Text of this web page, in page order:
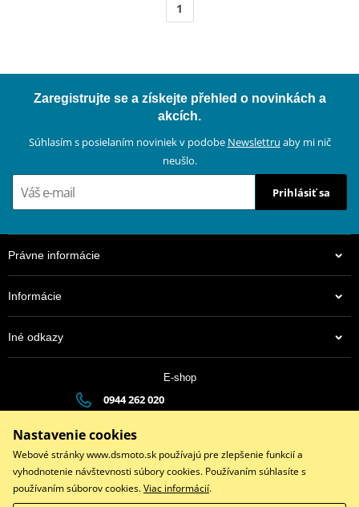
1
Zaregistrujte se a získejte přehled o novinkách a
akcích.
Súhlasím s posielaním noviniek v podobe Newslettru aby mi nič
neušlo.
Prihlásiť sa
Právne informácie
Informácie
Iné odkazy
E-shop
0944 262 020
Po-Pia (8:00 - 17:00) | So (9:00 - 12:00)
Facebook Instagram
Nastavenie cookies
Webové stránky www.dsmoto.sk používajú pre zlepšenie funkcií a
vyhodnotenie návštevnosti súbory cookies. Používaním súhlasíte s
používaním súborov cookies.Viac informácií.